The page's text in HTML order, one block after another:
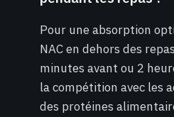
Pour une absorption
NAC en dehors des
minutes avant ou 2
la compétition avec les
des protéines